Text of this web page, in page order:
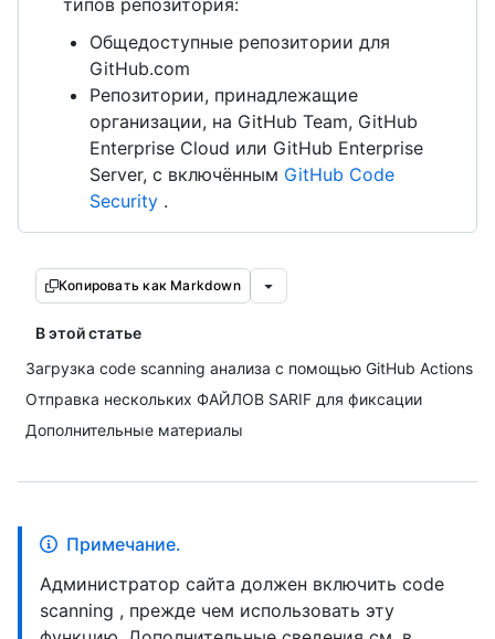
типов репозитория:
Общедоступные репозитории для
GitHub.com
Репозитории, принадлежащие
организации, на GitHub Team, GitHub
Enterprise Cloud или GitHub Enterprise
Server, с включённым GitHub Code
Security .
Копировать как Markdown
В этой статье
Загрузка code scanning анализа с помощью GitHub Actions
Отправка нескольких ФАЙЛОВ SARIF для фиксации
Дополнительные материалы
Примечание.
Администратор сайта должен включить code
scanning , прежде чем использовать эту